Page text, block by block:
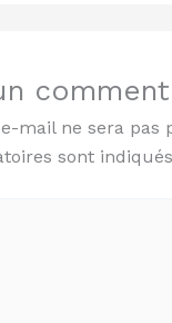
mail ne sera pas
sont